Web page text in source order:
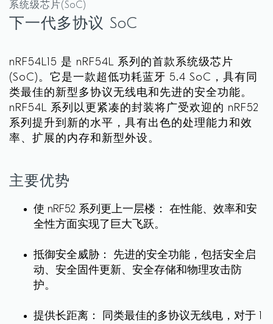
系统级芯片(SoC)
下一代多协议 SoC
nRF54L15 是 nRF54L 系列的首款系统级芯片
(SoC)。它是一款超低功耗蓝牙 5.4 SoC，具有同
类最佳的新型多协议无线电和先进的安全功能。
nRF54L 系列以更紧凑的封装将广受欢迎的 nRF52
系列提升到新的水平，具有出色的处理能力和效
率、扩展的内存和新型外设。
主要优势
使 nRF52 系列更上一层楼： 在性能、效率和安
全性方面实现了巨大飞跃。
抵御安全威胁： 先进的安全功能，包括安全启
动、安全固件更新、安全存储和物理攻击防
护。
提供长距离： 同类最佳的多协议无线电，对于 1